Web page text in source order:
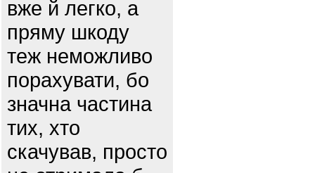
вже й легко, а
пряму шкоду
теж неможливо
порахувати, бо
значна частина
тих, хто
скачував, просто